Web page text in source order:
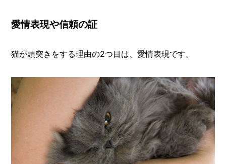
愛情表現や信頼の証
猫が頭突きをする理由の2つ目は、愛情表現です。